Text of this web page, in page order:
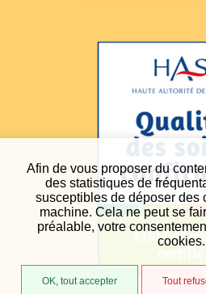
Afin de vous proposer du
des statistiques de
susceptibles de déposer des
machine. Cela ne peut se
préalable, votre
cookies.
OK, tout accepter Tout